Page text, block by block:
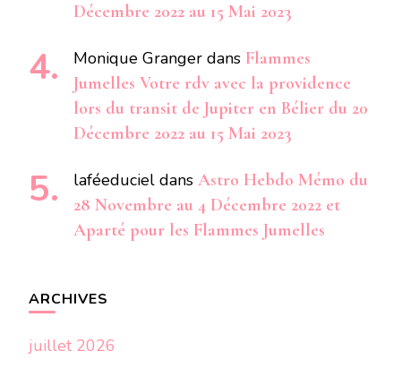
Décembre 2022 au 15 Mai 2023
Monique Granger dans Flammes
Jumelles Votre rdv avec la providence
lors du transit de Jupiter en Bélier du 20
Décembre 2022 au 15 Mai 2023
laféeduciel dans Astro Hebdo Mémo du
28 Novembre au 4 Décembre 2022 et
Aparté pour les Flammes Jumelles
ARCHIVES
juillet 2026